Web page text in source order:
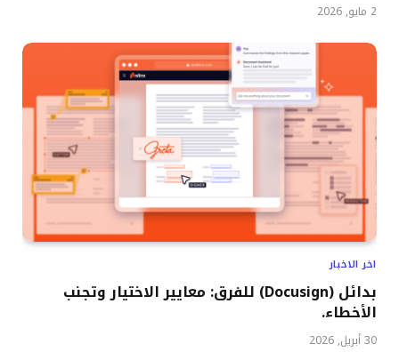
2 مايو, 2026
اخر الاخبار
بدائل (Docusign) للفرق: معايير الاختيار وتجنب
الأخطاء.
30 أبريل, 2026